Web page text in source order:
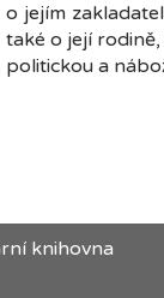
o jejím
také o její
politickou a
knihovna